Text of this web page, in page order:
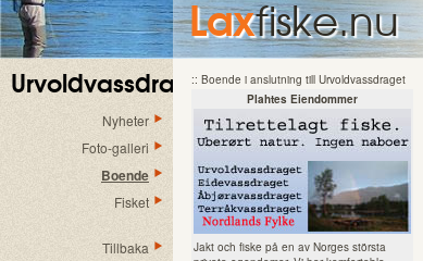
Urvoldvassdraget
Nyheter
Foto-galleri
Boende
Fisket
Tillbaka
Laxfiske.nu
:: Boende i anslutning till Urvoldvassdraget
Plahtes Eiendommer
Jakt och fiske på en av Norges största